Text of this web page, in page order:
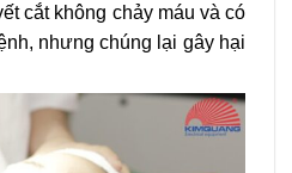
cắt không chảy máu và có
nhưng chúng lại gây hại